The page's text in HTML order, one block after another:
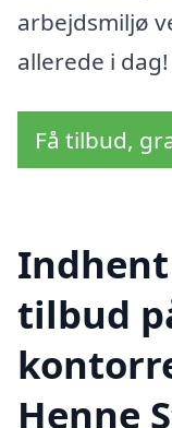
arbejdsmiljø
allerede i dag!
Få tilbud,
tilbud
Henne